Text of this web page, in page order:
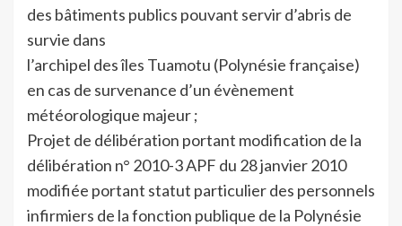
des bâtiments publics pouvant servir d’abris de
survie dans
l’archipel des îles Tuamotu (Polynésie française)
en cas de survenance d’un évènement
météorologique majeur ;
Projet de délibération portant modification de la
délibération n° 2010-3 APF du 28 janvier 2010
modifiée portant statut particulier des personnels
infirmiers de la fonction publique de la Polynésie